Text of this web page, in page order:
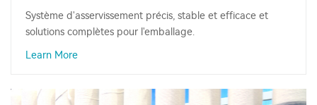
Système d'asservissement précis, stable et efficace et
solutions complètes pour l'emballage.
Learn More